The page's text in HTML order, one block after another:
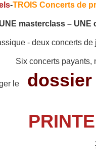
-TROIS Concerts de
UNE masterclass –
- deux concerts
Six concerts payants,
le